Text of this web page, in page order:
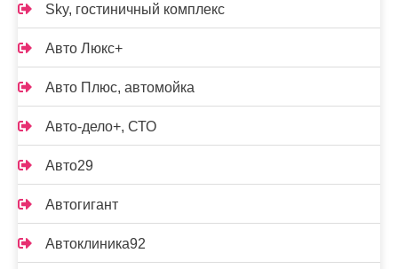
Sky, гостиничный комплекс
Авто Люкс+
Авто Плюс, автомойка
Авто-дело+, СТО
Авто29
Автогигант
Автоклиника92